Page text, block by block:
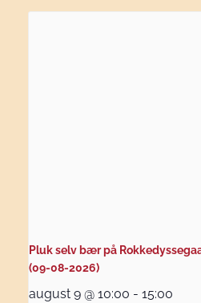
Pluk selv bær på
(09-08-2026)
august 9 @ 10:00 - 15:00